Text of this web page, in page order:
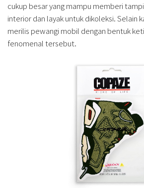
cukup besar yang mampu memberi
interior dan layak untuk dikoleksi. Selain
merilis pewangi mobil dengan bentuk
fenomenal tersebut.